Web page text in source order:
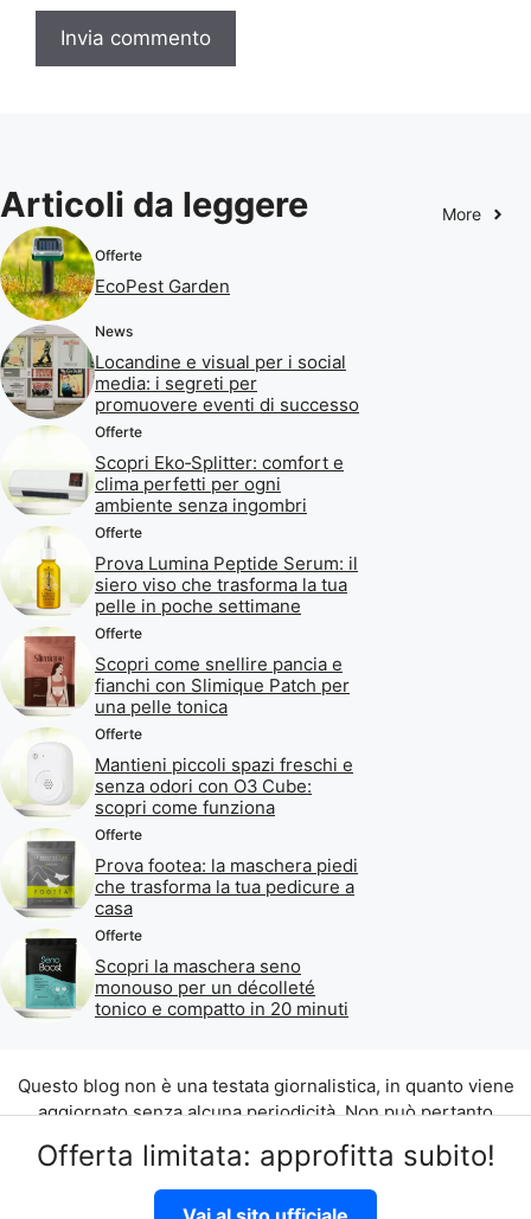
Offerta limitata: approfitta subito!
Articoli da leggere More
Offerte
EcoPest Garden
News
Locandine e visual per i social
media: i segreti per
promuovere eventi di successo
Offerte
Scopri Eko‑Splitter: comfort e
clima perfetti per ogni
ambiente senza ingombri
Offerte
Prova Lumina Peptide Serum: il
siero viso che trasforma la tua
pelle in poche settimane
Offerte
Scopri come snellire pancia e
fianchi con Slimique Patch per
una pelle tonica
Offerte
Mantieni piccoli spazi freschi e
senza odori con O3 Cube:
scopri come funziona
Offerte
Prova footea: la maschera piedi
che trasforma la tua pedicure a
casa
Offerte
Scopri la maschera seno
monouso per un décolleté
tonico e compatto in 20 minuti
Questo blog non è una testata giornalistica, in quanto viene
aggiornato senza alcuna periodicità. Non può pertanto
considerarsi un prodotto editoriale ai sensi della legge n. 62
del 07.03.2001.
©2026 di Aliados Srl C.da Piana Romana snc, 90010 Lascari